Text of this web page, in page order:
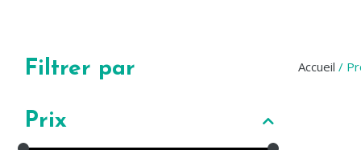
Filtrer par
Prix
Accueil /